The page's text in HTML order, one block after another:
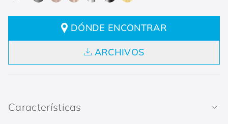
DÓNDE ENCONTRAR
ARCHIVOS
Características